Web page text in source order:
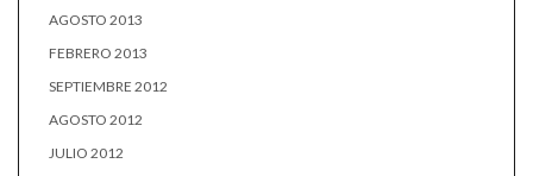
AGOSTO 2013
FEBRERO 2013
SEPTIEMBRE 2012
AGOSTO 2012
JULIO 2012